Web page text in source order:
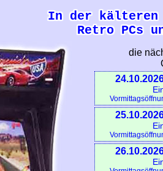
In der
Retro PCs
die